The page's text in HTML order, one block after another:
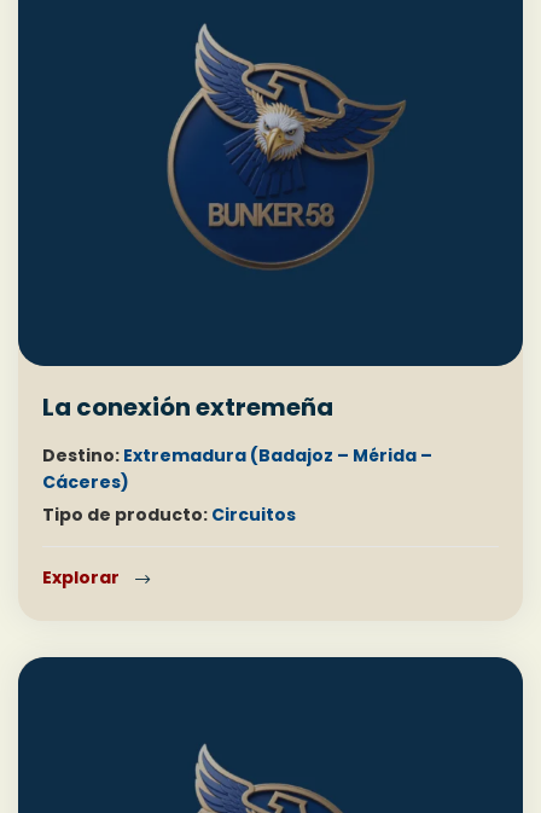
La conexión extremeña
Destino: Extremadura (Badajoz – Mérida –
Cáceres)
Tipo de producto: Circuitos
Explorar